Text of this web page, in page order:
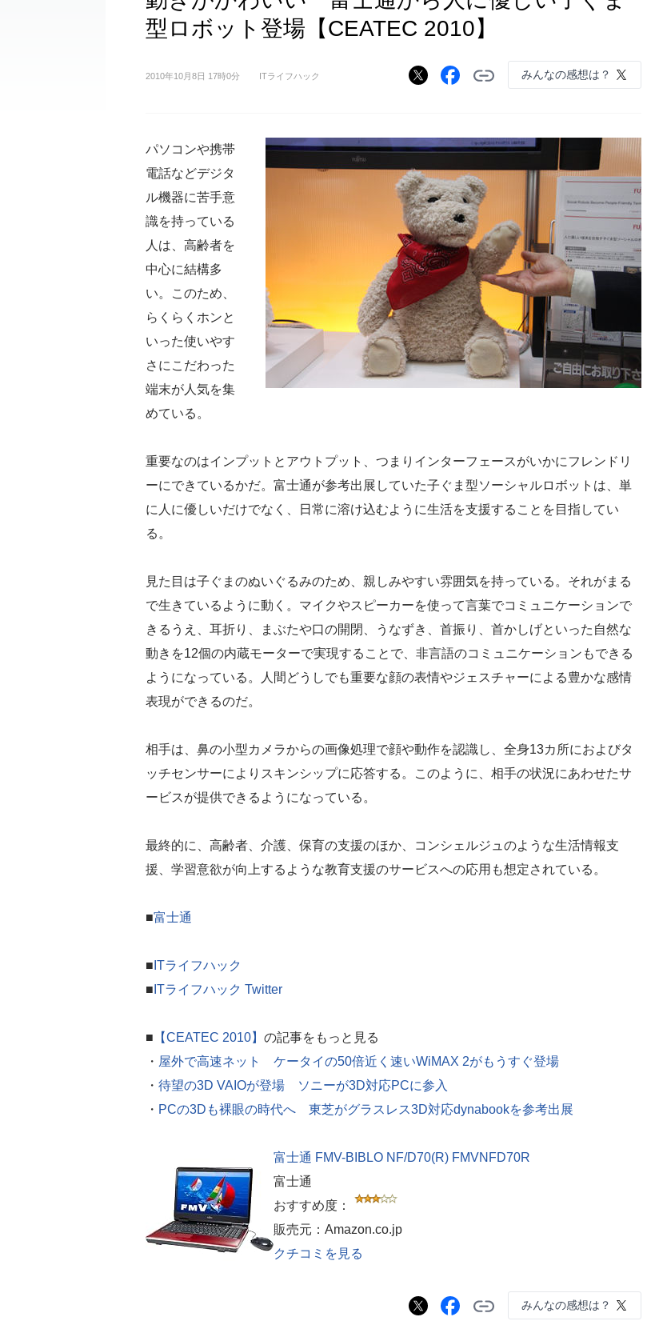
型ロボット登場【CEATEC 2010】
2010年10月8日 17時0分 ITライフハック みんなの感想は？
パソコンや携帯
電話などデジタ
ル機器に苦手意
識を持っている
人は、高齢者を
中心に結構多
い。このため、
らくらくホンと
いった使いやす
さにこだわった
端末が人気を集
めている。
重要なのはインプットとアウトプット、つまりインターフェースがいかにフレンドリ
ーにできているかだ。富士通が参考出展していた子ぐま型ソーシャルロボットは、単
に人に優しいだけでなく、日常に溶け込むように生活を支援することを目指してい
る。
見た目は子ぐまのぬいぐるみのため、親しみやすい雰囲気を持っている。それがまる
で生きているように動く。マイクやスピーカーを使って言葉でコミュニケーションで
きるうえ、耳折り、まぶたや口の開閉、うなずき、首振り、首かしげといった自然な
動きを12個の内蔵モーターで実現することで、非言語のコミュニケーションもできる
ようになっている。人間どうしでも重要な顔の表情やジェスチャーによる豊かな感情
表現ができるのだ。
相手は、鼻の小型カメラからの画像処理で顔や動作を認識し、全身13カ所におよびタ
ッチセンサーによりスキンシップに応答する。このように、相手の状況にあわせたサ
ービスが提供できるようになっている。
最終的に、高齢者、介護、保育の支援のほか、コンシェルジュのような生活情報支
援、学習意欲が向上するような教育支援のサービスへの応用も想定されている。
■富士通
■ ITライフハック
■ ITライフハック Twitter
■ 【CEATEC 2010】 の記事をもっと見る
・ 屋外で高速ネット ケータイの50倍近く速いWiMAX 2がもうすぐ登場
・ 待望の3D VAIOが登場 ソニーが3D対応PCに参入
・ PCの3Dも裸眼の時代へ 東芝がグラスレス3D対応dynabookを参考出展
富士通 FMV-BIBLO NF/D70(R) FMVNFD70R
富士通
おすすめ度：
販売元：Amazon.co.jp
クチコミを見る
みんなの感想は？